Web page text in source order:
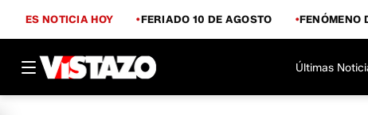
ES NOTICIA HOY FERIADO 10 DE AGOSTO FENÓMENO
Últimas